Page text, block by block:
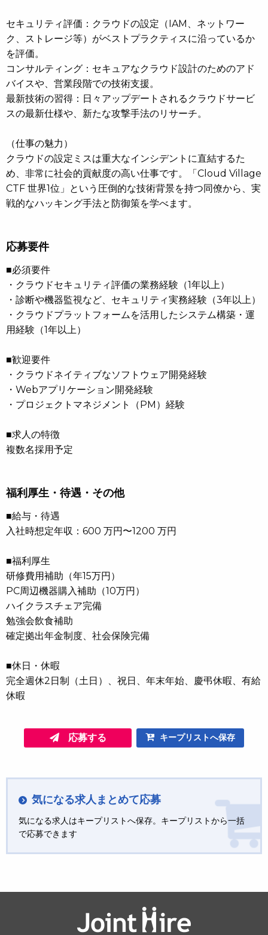
セキュリティ評価：クラウドの設定（IAM、ネットワー
ク、ストレージ等）がベストプラクティスに沿っているか
を評価。
コンサルティング：セキュアなクラウド設計のためのアド
バイスや、営業段階での技術支援。
最新技術の習得：日々アップデートされるクラウドサービ
スの最新仕様や、新たな攻撃手法のリサーチ。
（仕事の魅力）
クラウドの設定ミスは重大なインシデントに直結するた
め、非常に社会的貢献度の高い仕事です。「Cloud Village
CTF 世界1位」という圧倒的な技術背景を持つ同僚から、実
戦的なハッキング手法と防御策を学べます。
応募要件
■必須要件
・クラウドセキュリティ評価の業務経験（1年以上）
・診断や機器監視など、セキュリティ実務経験（3年以上）
・クラウドプラットフォームを活用したシステム構築・運
用経験（1年以上）
■歓迎要件
・クラウドネイティブなソフトウェア開発経験
・Webアプリケーション開発経験
・プロジェクトマネジメント（PM）経験
■求人の特徴
複数名採用予定
福利厚生・待遇・その他
■給与・待遇
入社時想定年収：600 万円〜1200 万円
■福利厚生
研修費用補助（年15万円）
PC周辺機器購入補助（10万円）
ハイクラスチェア完備
勉強会飲食補助
確定拠出年金制度、社会保険完備
■休日・休暇
完全週休2日制（土日）、祝日、年末年始、慶弔休暇、有給
休暇
応募する キープリストへ保存
気になる求人まとめて応募
気になる求人はキープリストへ保存。キープリストから一括
で応募できます